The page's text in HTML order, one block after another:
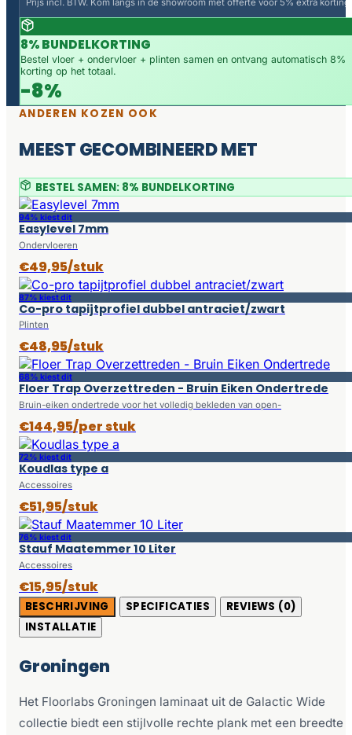
Prijs incl. BTW. Kom langs in de showroom met offerte voor 5% extra korting.
8% BUNDELKORTING
Bestel vloer + ondervloer + plinten samen en ontvang automatisch 8%
korting op het totaal.
-8%
ANDEREN KOZEN OOK
MEEST GECOMBINEERD MET
BESTEL SAMEN: 8% BUNDELKORTING
94% kiest dit
Easylevel 7mm
Ondervloeren
€49,95/stuk
87% kiest dit
Co-pro tapijtprofiel dubbel antraciet/zwart
Plinten
€48,95/stuk
68% kiest dit
Floer Trap Overzettreden - Bruin Eiken Ondertrede
Bruin-eiken ondertrede voor het volledig bekleden van open-
€144,95/per stuk
72% kiest dit
Koudlas type a
Accessoires
€51,95/stuk
76% kiest dit
Stauf Maatemmer 10 Liter
Accessoires
€15,95/stuk
BESCHRIJVING SPECIFICATIES
REVIEWS (0)
INSTALLATIE
Groningen
Het Floorlabs Groningen laminaat uit de Galactic Wide
collectie biedt een stijlvolle rechte plank met een breedte